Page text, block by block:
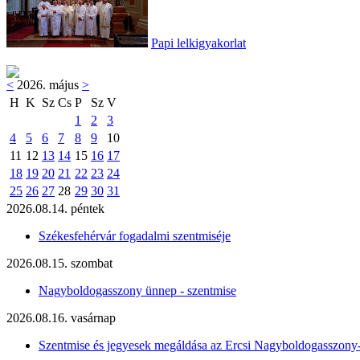
Papi lelkigyakorlat
< 2026. május >
H K Sz Cs P Sz V
1
2
3
4
5 6 7 8 9
10
11 12 13 14 15 16 17
18 19 20 21 22 23 24
25 26 27 28 29 30 31
2026.08.14. péntek
Székesfehérvár fogadalmi szentmiséje
2026.08.15. szombat
Nagyboldogasszony ünnep - szentmise
2026.08.16. vasárnap
Szentmise és jegyesek megáldása az Ercsi